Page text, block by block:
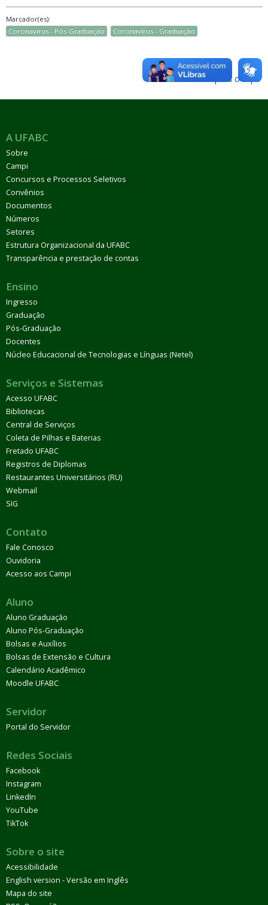
Marcador(es):
Coronavírus - Pós-Graduação
Coronavírus - Graduação
Voltar para o topo
A UFABC
Sobre
Campi
Concursos e Processos Seletivos
Convênios
Documentos
Números
Setores
Estrutura Organizacional da UFABC
Transparência e prestação de contas
Ensino
Ingresso
Graduação
Pós-Graduação
Docentes
Núcleo Educacional de Tecnologias e Línguas (Netel)
Serviços e Sistemas
Acesso UFABC
Bibliotecas
Central de Serviços
Coleta de Pilhas e Baterias
Fretado UFABC
Registros de Diplomas
Restaurantes Universitários (RU)
Webmail
SIG
Contato
Fale Conosco
Ouvidoria
Acesso aos Campi
Aluno
Aluno Graduação
Aluno Pós-Graduação
Bolsas e Auxílios
Bolsas de Extensão e Cultura
Calendário Acadêmico
Moodle UFABC
Servidor
Portal do Servidor
Redes Sociais
Facebook
Instagram
LinkedIn
YouTube
TikTok
Sobre o site
Acessibilidade
English version - Versão em Inglês
Mapa do site